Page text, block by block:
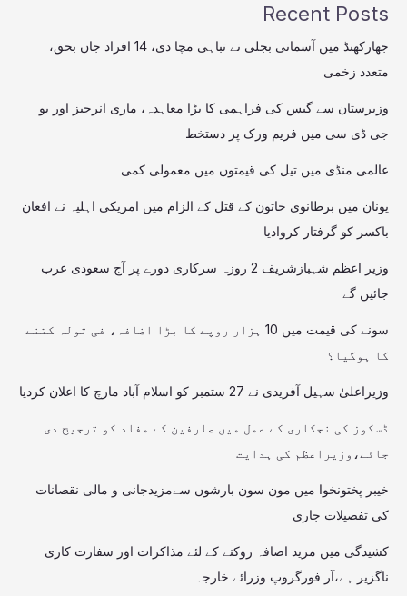
Recent Posts
جھارکھنڈ میں آسمانی بجلی نے تباہی مچا دی، 14 افراد جاں بحق،
متعدد زخمی
وزیرستان سے گیس کی فراہمی کا بڑا معاہدہ، ماری انرجیز اور یو
جی ڈی سی میں فریم ورک پر دستخط
عالمی منڈی میں تیل کی قیمتوں میں معمولی کمی
یونان میں برطانوی خاتون کے قتل کے الزام میں امریکی اہلیہ نے افغان
باکسر کو گرفتار کروادیا
وزیر اعظم شہبازشریف 2 روزہ سرکاری دورے پر آج سعودی عرب
جائیں گے
سونے کی قیمت میں 10 ہزار روپے کا بڑا اضافہ، فی تولہ کتنے
کا ہوگیا؟
وزیراعلیٰ سہیل آفریدی نے 27 ستمبر کو اسلام آباد مارچ کا اعلان کردیا
ڈسکوز کی نجکاری کے عمل میں صارفین کے مفاد کو ترجیح دی
جائے،وزیراعظم کی ہدایت
خیبر پختونخوا میں مون سون بارشوں سےمزیدجانی و مالی نقصانات
کی تفصیلات جاری
کشیدگی میں مزید اضافہ روکنے کے لئے مذاکرات اور سفارت کاری
ناگزیر ہے،آر فورگروپ وزرائے خارجہ